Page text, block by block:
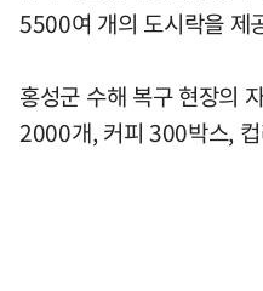
5500여 개의 도시락을 제
홍성군 수해 복구 현장의
2000개, 커피 300박스,